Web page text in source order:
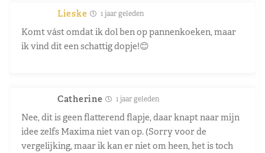
Lieske 1 jaar geleden
Komt vást omdat ik dol ben op pannenkoeken, maar
ik vind dit een schattig dopje!😊
Catherine 1 jaar geleden
Nee, dit is geen flatterend flapje, daar knapt naar mijn
idee zelfs Maxima niet van op. (Sorry voor de
vergelijking, maar ik kan er niet om heen, het is toch